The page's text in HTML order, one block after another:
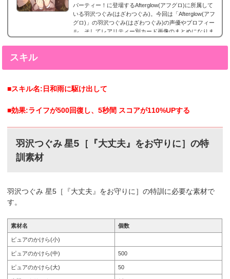
パーティー！に登場するAfterglow(アフグロ)に所属して
いる羽沢つぐみ(はざわつぐみ)。今回は「Afterglow(アフ
グロ)」の羽沢つぐみ(はざわつぐみ)の声優やプロフィー
ル、そしてレアリティー別カード画像のまとめになりま
スキル
■スキル名:日和雨に駆け出して
■効果:ライフが500回復し、5秒間 スコアが110%UPする
羽沢つぐみ 星5［『大丈夫』をお守りに］の特
訓素材
羽沢つぐみ 星5［『大丈夫』をお守りに］の特訓に必要な素材で
す。
素材名 個数
ピュアのかけら(小)
ピュアのかけら(中) 500
ピュアのかけら(大) 50